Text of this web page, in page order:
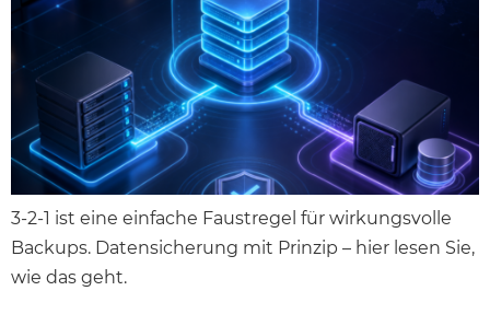
3-2-1 ist eine einfache Faustregel für wirkungsvolle
Backups. Datensicherung mit Prinzip – hier lesen Sie,
wie das geht.